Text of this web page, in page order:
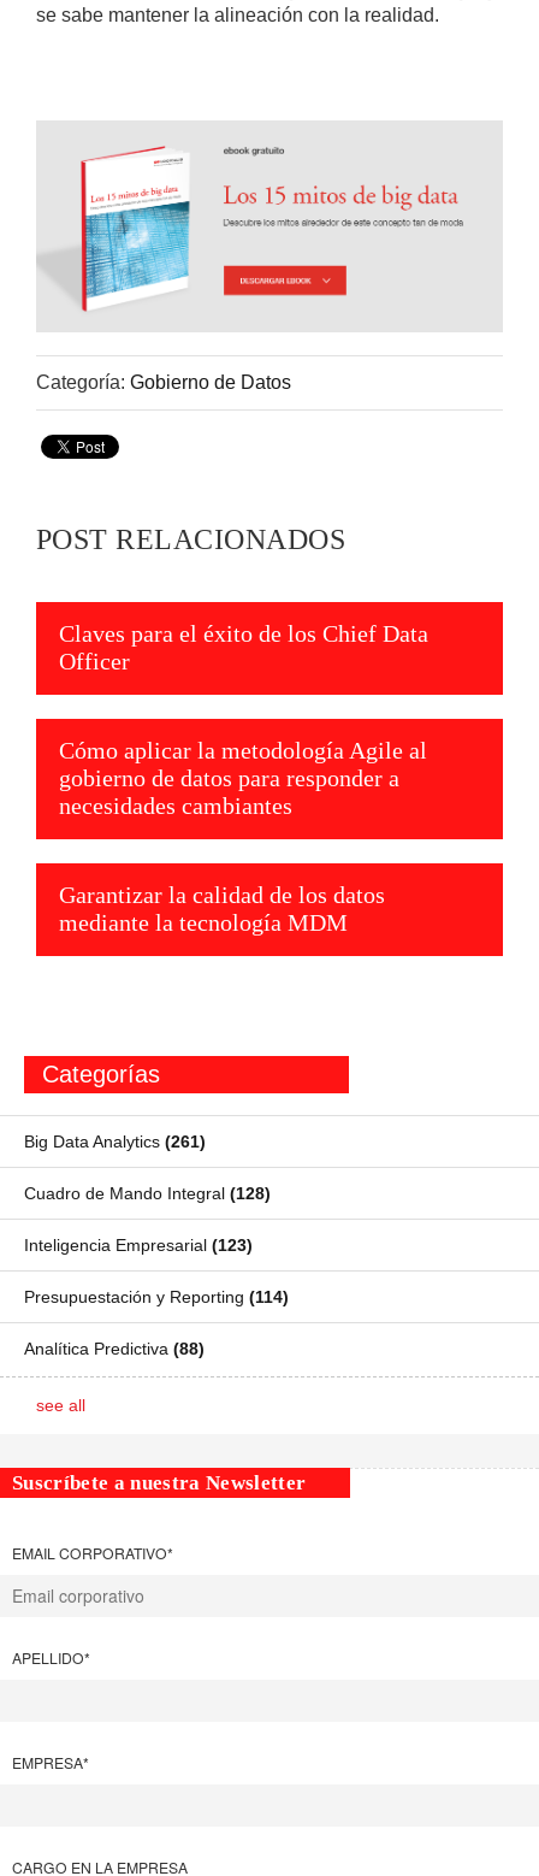
se sabe mantener la alineación con la realidad.
Categoría: Gobierno de Datos
POST RELACIONADOS
Claves para el éxito de los Chief Data
Officer
Cómo aplicar la metodología Agile al
gobierno de datos para responder a
necesidades cambiantes
Garantizar la calidad de los datos
mediante la tecnología MDM
Categorías
Big Data Analytics (261)
Cuadro de Mando Integral (128)
Inteligencia Empresarial (123)
Presupuestación y Reporting (114)
Analítica Predictiva (88)
see all
Suscríbete a nuestra Newsletter
EMAIL CORPORATIVO*
APELLIDO*
EMPRESA*
CARGO EN LA EMPRESA